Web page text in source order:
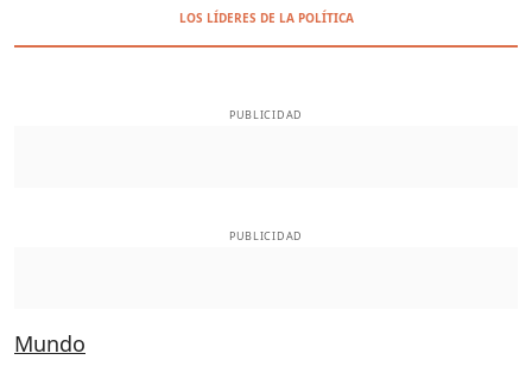
LOS LÍDERES DE LA POLÍTICA
PUBLICIDAD
PUBLICIDAD
Mundo